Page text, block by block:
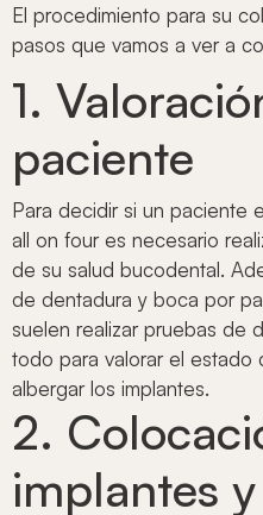
El procedimiento para su
pasos que vamos a ver a
1.
paciente
Para decidir si un paciente
all on four es necesario
de su salud bucodental.
de dentadura y boca por
suelen realizar pruebas de
todo para valorar el estado
albergar los implantes.
2.
implantes